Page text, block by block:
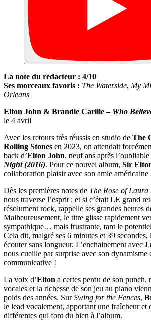
La note du rédacteur : 4/10
Ses morceaux favoris : The Waterside, My
Orleans
Elton John & Brandie Carlile – Who
le 4 avril
Avec les retours très réussis en studio de The
Rolling Stones en 2023, on attendait
back d’Elton John, neuf ans après l’oubliable
Night (2016). Pour ce nouvel album, Sir
collaboration plaisir avec son amie américaine
Dès les premières notes de The Rose of Laura
nous traverse l’esprit : et si c’était LE grand
résolument rock, rappelle ses grandes heures
Malheureusement, le titre glisse rapidement
sympathique… mais frustrante, tant le
Cela dit, malgré ses 6 minutes et 39 secondes,
écouter sans longueur. L’enchainement avec
nous cueille par surprise avec son dynamisme
communicative !
La voix d’Elton a certes perdu de son punch,
vocales et la richesse de son jeu au piano
poids des années. SurSwing for the Fences,
le lead vocalement, apportant une fraîcheur et
différentes qui font du bien à l’album.